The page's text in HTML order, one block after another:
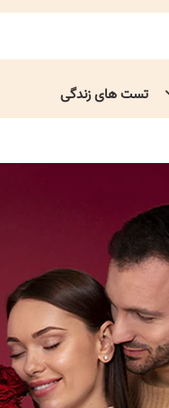
تست های زندگی